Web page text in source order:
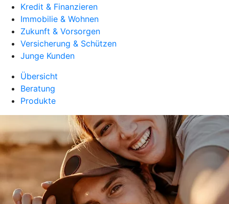
Kredit & Finanzieren
Immobilie & Wohnen
Zukunft & Vorsorgen
Versicherung & Schützen
Junge Kunden
Übersicht
Beratung
Produkte